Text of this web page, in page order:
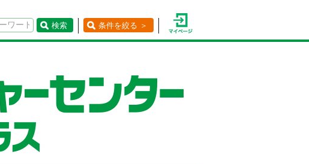
検索 条件を絞る ＞